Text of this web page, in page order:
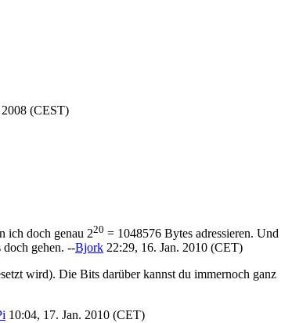
(CEST)
ich doch genau 220 = 1048576 Bytes adressieren. Und
doch gehen. --Bjork 22:29, 16. Jan. 2010 (CET)
wird). Die Bits darüber kannst du immernoch ganz
10:04, 17. Jan. 2010 (CET)